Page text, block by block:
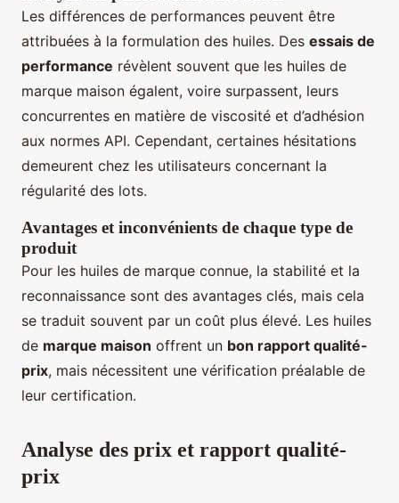
Les différences de performances peuvent être
attribuées à la formulation des huiles. Des essais de
performance révèlent souvent que les huiles de
marque maison égalent, voire surpassent, leurs
concurrentes en matière de viscosité et d’adhésion
aux normes API. Cependant, certaines hésitations
demeurent chez les utilisateurs concernant la
régularité des lots.
Avantages et inconvénients de chaque type de
produit
Pour les huiles de marque connue, la stabilité et la
reconnaissance sont des avantages clés, mais cela
se traduit souvent par un coût plus élevé. Les huiles
de marque maison offrent un bon rapport qualité-
prix, mais nécessitent une vérification préalable de
leur certification.
Analyse des prix et rapport qualité-
prix